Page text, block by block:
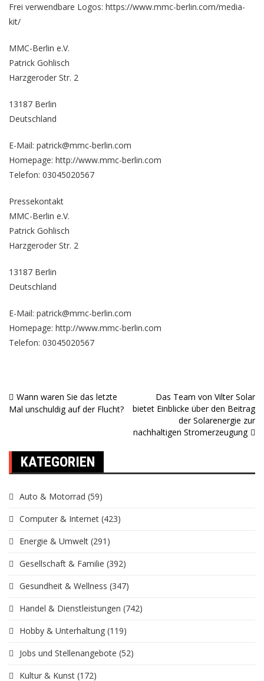
Frei verwendbare Logos: https://www.mmc-berlin.com/media-
kit/
MMC-Berlin e.V.
Patrick Gohlisch
Harzgeroder Str. 2
13187 Berlin
Deutschland
E-Mail: patrick@mmc-berlin.com
Homepage: http://www.mmc-berlin.com
Telefon: 03045020567
Pressekontakt
MMC-Berlin e.V.
Patrick Gohlisch
Harzgeroder Str. 2
13187 Berlin
Deutschland
E-Mail: patrick@mmc-berlin.com
Homepage: http://www.mmc-berlin.com
Telefon: 03045020567
Beitragsnavigation
Wann waren Sie das letzte
Mal unschuldig auf der Flucht?
Das Team von Vilter Solar
bietet Einblicke über den Beitrag
der Solarenergie zur
nachhaltigen Stromerzeugung
KATEGORIEN
Auto & Motorrad (59)
Computer & Internet (423)
Energie & Umwelt (291)
Gesellschaft & Familie (392)
Gesundheit & Wellness (347)
Handel & Dienstleistungen (742)
Hobby & Unterhaltung (119)
Jobs und Stellenangebote (52)
Kultur & Kunst (172)